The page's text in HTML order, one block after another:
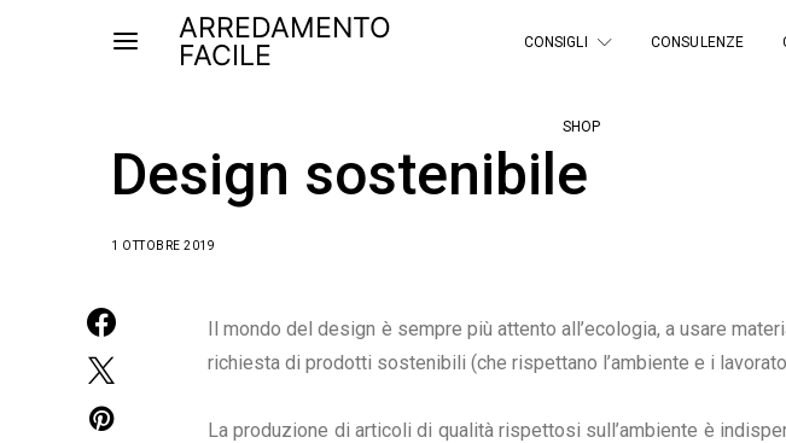
ARREDAMENTO
FACILE
CONSIGLI CONSULENZE
SHOP
Design sostenibile
1 OTTOBRE 2019
Il mondo del design è sempre più attento all’ecologia, a usare
richiesta di prodotti sostenibili (che rispettano l’ambiente e i
La produzione di articoli di qualità rispettosi sull’ambiente è